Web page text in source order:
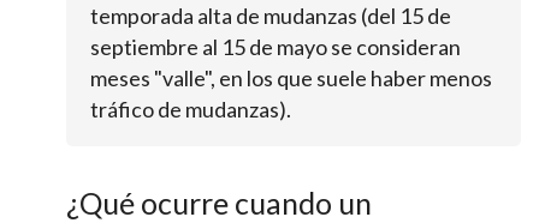
temporada alta de mudanzas (del 15 de
septiembre al 15 de mayo se consideran
meses "valle", en los que suele haber menos
tráfico de mudanzas).
¿Qué ocurre cuando un